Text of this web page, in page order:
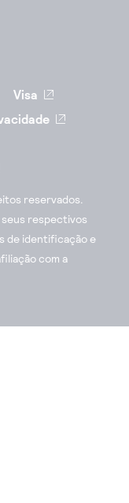
Visa
reservados.
seus respectivos
de identificação e
com a